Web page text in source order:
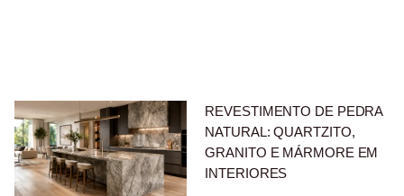
REVESTIMENTO DE PEDRA
NATURAL: QUARTZITO,
GRANITO E MÁRMORE EM
INTERIORES